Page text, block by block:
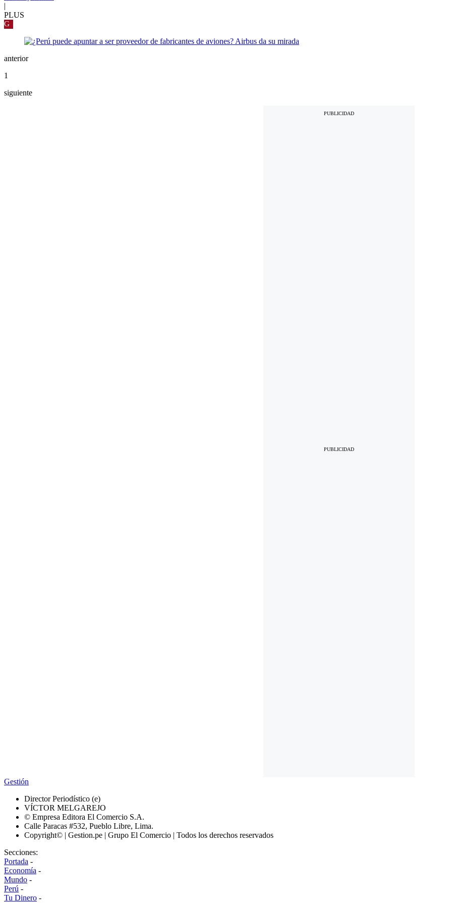
PLUS
G
anterior
1
siguiente
Gestión
Director Periodístico (e)
VÍCTOR MELGAREJO
© Empresa Editora El Comercio S.A.
Calle Paracas #532, Pueblo Libre, Lima.
Copyright© | Gestion.pe | Grupo El Comercio | Todos los derechos reservados
Secciones:
Portada -
Economía -
Mundo -
Perú -
Tu Dinero -